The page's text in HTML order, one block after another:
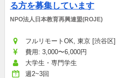
る方を募集しています
NPO法人日本教育再興連盟(ROJE)
フルリモートOK, 東京 [渋谷区]
費用: 3,000〜6,000円
大学生・専門学生
週2~3回